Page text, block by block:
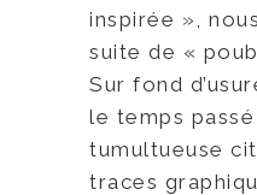
inspirée »,
suite de «
Sur fond
le temps passé
tumultueuse
traces